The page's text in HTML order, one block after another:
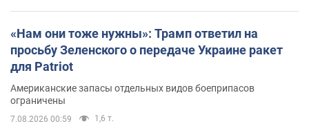
«Нам они тоже нужны»: Трамп ответил на
просьбу Зеленского о передаче Украине ракет
для Patriot
Американские запасы отдельных видов боеприпасов
ограничены
7.08.2026 00:59 1,6 т.